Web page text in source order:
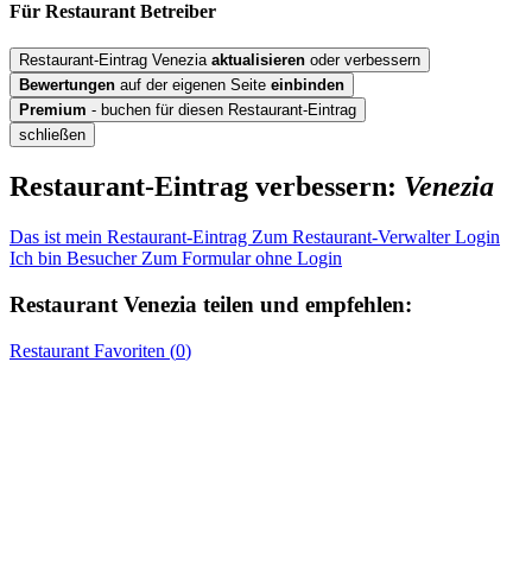
Für Restaurant Betreiber
Restaurant-Eintrag Venezia aktualisieren oder verbessern
Bewertungen auf der eigenen Seite einbinden
Premium - buchen für diesen Restaurant-Eintrag
schließen
Restaurant-Eintrag verbessern: Venezia
Das ist mein Restaurant-Eintrag Zum Restaurant-Verwalter Login
Ich bin Besucher Zum Formular ohne Login
Restaurant Venezia teilen und empfehlen:
Restaurant Favoriten (0)